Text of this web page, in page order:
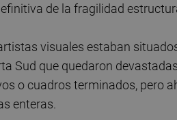
de la fragilidad
visuales estaban
Sud que quedaron
o cuadros terminados, pero
enteras.